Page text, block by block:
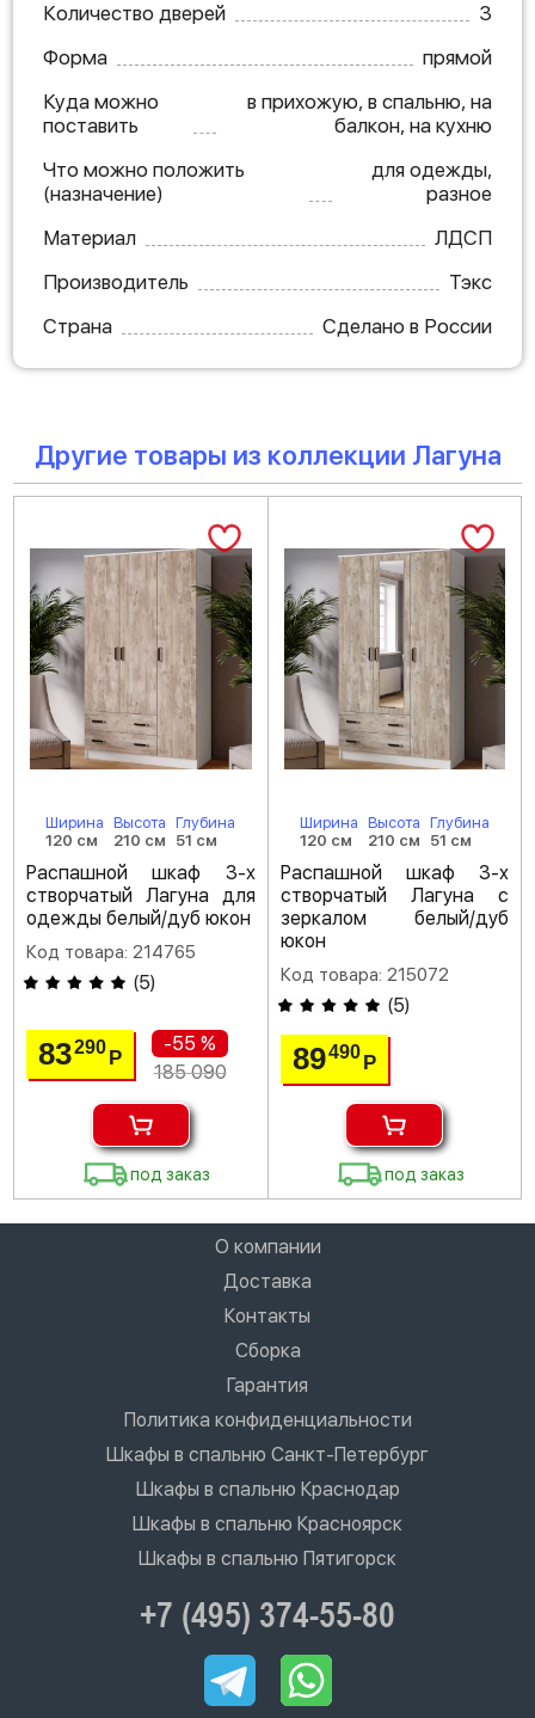
Количество дверей
3
Форма
прямой
Куда можно
поставить
в прихожую, в спальню, на
балкон, на кухню
Что можно положить
(назначение)
для одежды,
разное
Материал
ЛДСП
Производитель
Тэкс
Страна
Сделано в России
Другие товары из коллекции Лагуна
Ширина
120 см
Высота
210 см
Глубина
51 см
Распашной шкаф 3-х
створчатый Лагуна для
одежды белый/дуб юкон
Код товара: 214765
(5)
83290 Р
-55 %
185 090
под заказ
Ширина
120 см
Высота
210 см
Глубина
51 см
Распашной шкаф 3-х
створчатый Лагуна с
зеркалом белый/дуб
юкон
Код товара: 215072
(5)
89490 Р
под заказ
О компании
Доставка
Контакты
Сборка
Гарантия
Политика конфиденциальности
Шкафы в спальню Санкт-Петербург
Шкафы в спальню Краснодар
Шкафы в спальню Красноярск
Шкафы в спальню Пятигорск
+7 (495) 374-55-80